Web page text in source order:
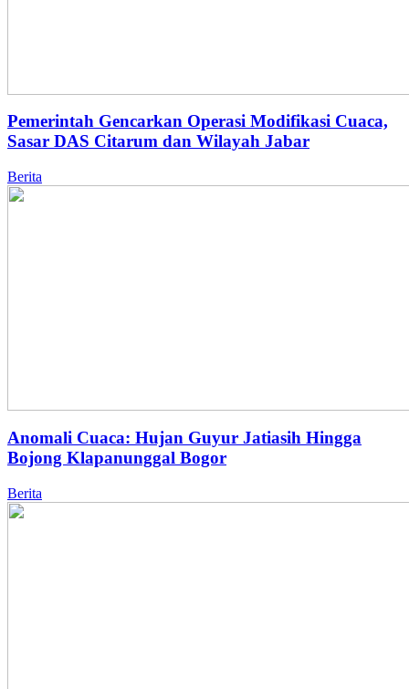
Pemerintah Gencarkan Operasi Modifikasi Cuaca,
Sasar DAS Citarum dan Wilayah Jabar
Berita
Anomali Cuaca: Hujan Guyur Jatiasih Hingga
Bojong Klapanunggal Bogor
Berita